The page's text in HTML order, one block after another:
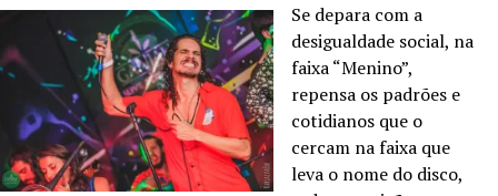
Se depara com a
desigualdade social, na
faixa “Menino”,
repensa os padrões e
cotidianos que o
cercam na faixa que
leva o nome do disco,